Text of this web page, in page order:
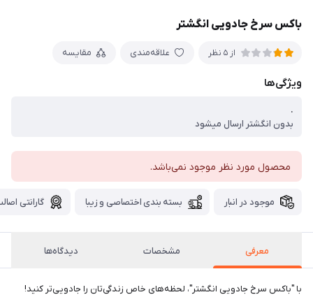
باکس سرخ جادویی انگشتر
از 5 نظر علاقه‌مندی مقایسه
ویژگی‌ها
.
بدون انگشتر ارسال میشود
محصول مورد نظر موجود نمی‌باشد.
موجود در انبار بسته بندی اختصاصی و زیبا گارانتی
معرفی مشخصات دیدگاه‌ها
با "باکس سرخ جادویی انگشتر"، لحظه‌های خاص زندگی‌تان را جادویی‌تر کنید!